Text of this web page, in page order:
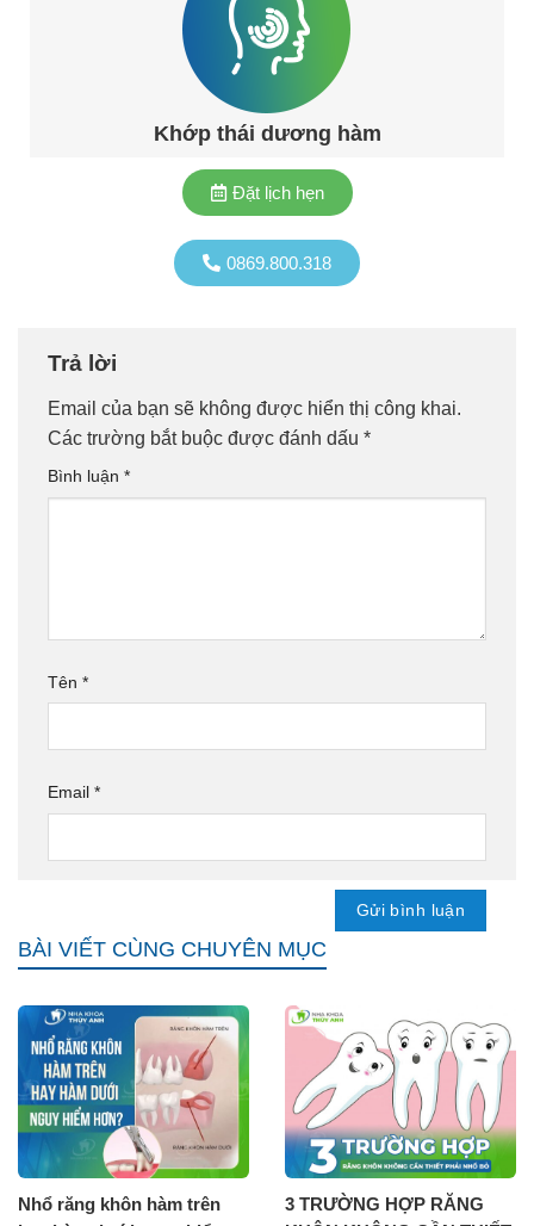
Khớp thái dương hàm
0869.800.318
Đặt lịch hẹn
Trả lời
Email của bạn sẽ không được hiển thị công khai.
Các trường bắt buộc được đánh dấu *
Bình luận *
Tên *
Email *
BÀI VIẾT CÙNG CHUYÊN MỤC
Nhổ răng khôn hàm trên
3 TRƯỜNG HỢP RĂNG